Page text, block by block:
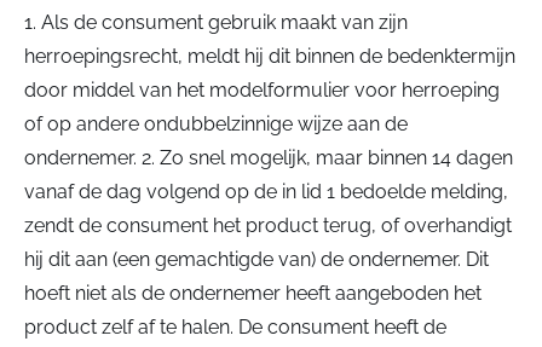
1. Als de consument gebruik maakt van zijn
herroepingsrecht, meldt hij dit binnen de bedenktermijn
door middel van het modelformulier voor herroeping
of op andere ondubbelzinnige wijze aan de
ondernemer. 2. Zo snel mogelijk, maar binnen 14 dagen
vanaf de dag volgend op de in lid 1 bedoelde melding,
zendt de consument het product terug, of overhandigt
hij dit aan (een gemachtigde van) de ondernemer. Dit
hoeft niet als de ondernemer heeft aangeboden het
product zelf af te halen. De consument heeft de